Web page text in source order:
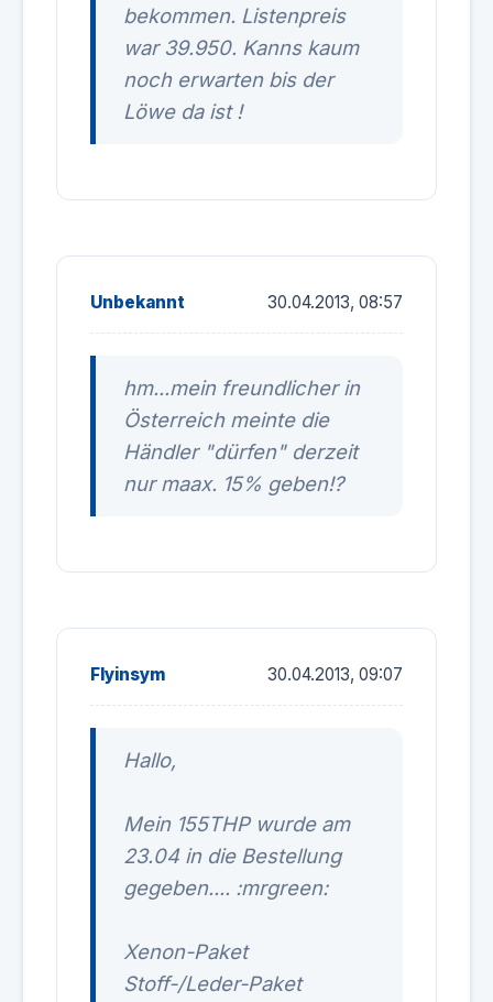
bekommen. Listenpreis
war 39.950. Kanns kaum
noch erwarten bis der
Löwe da ist !
Unbekannt 30.04.2013, 08:57
hm...mein freundlicher in
Österreich meinte die
Händler "dürfen" derzeit
nur maax. 15% geben!?
Flyinsym 30.04.2013, 09:07
Hallo,
Mein 155THP wurde am
23.04 in die Bestellung
gegeben.... :mrgreen:
Xenon-Paket
Stoff-/Leder-Paket